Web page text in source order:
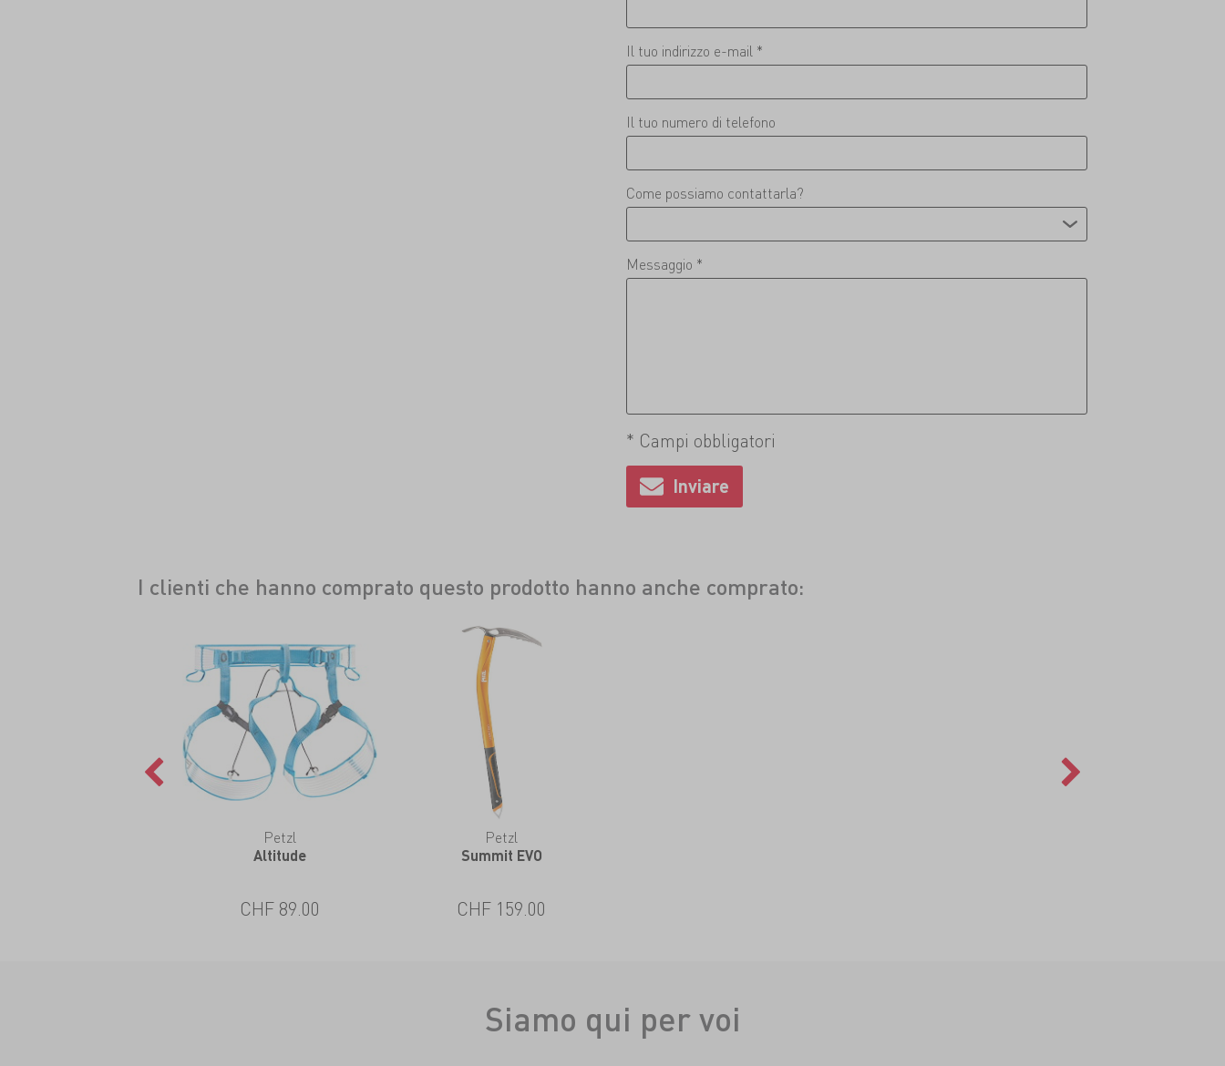
Il tuo indirizzo e-mail *
Il tuo numero di telefono
Come possiamo contattarla?
Messaggio *
* Campi obbligatori
I clienti che hanno comprato questo prodotto hanno anche comprato:
Petzl
Altitude
CHF 89.00
Petzl
Summit EVO
CHF 159.00
Siamo qui per voi